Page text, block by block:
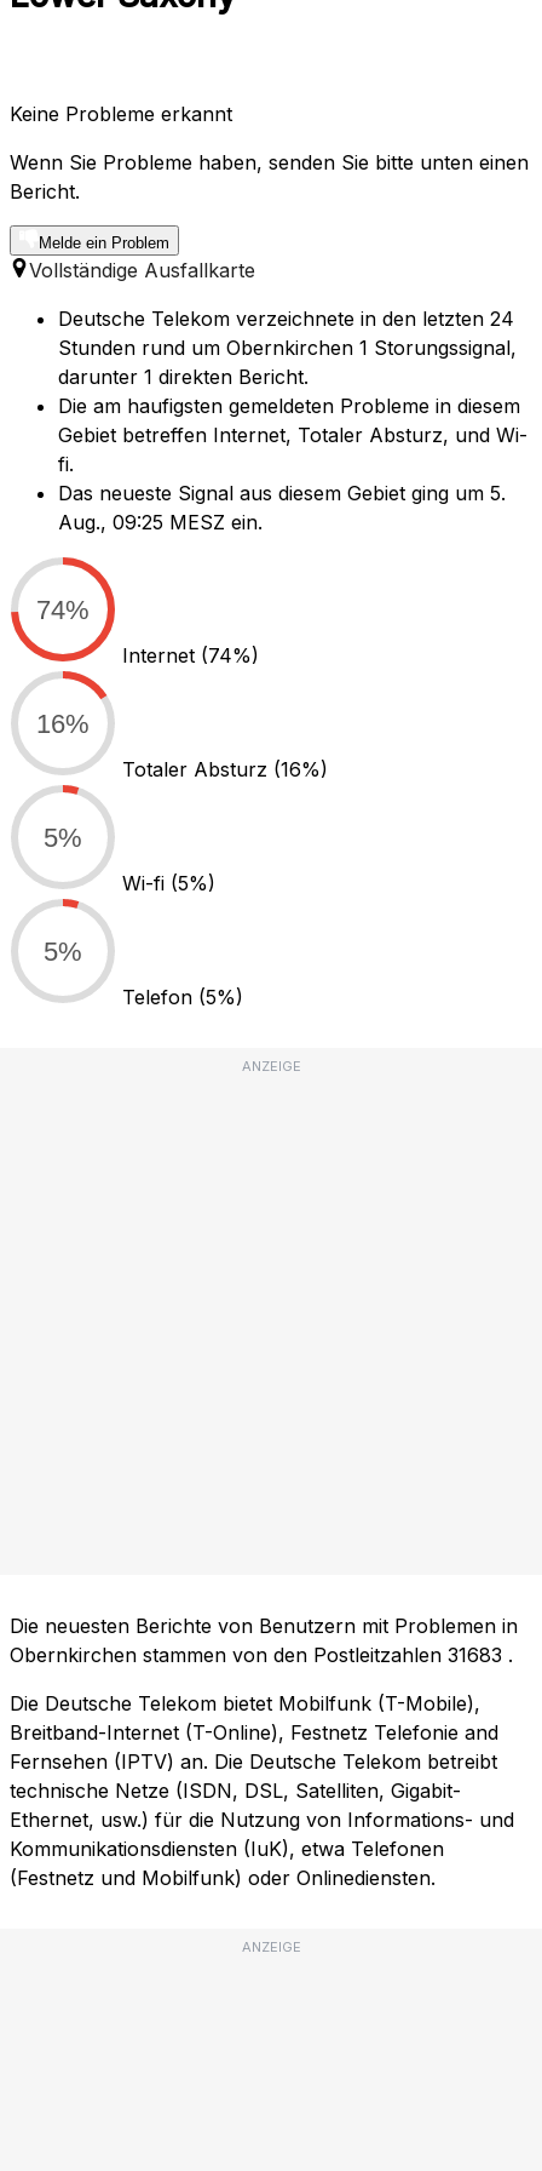
Keine Probleme erkannt
Wenn Sie Probleme haben, senden Sie bitte unten einen
Bericht.
Melde ein Problem
Vollständige Ausfallkarte
Deutsche Telekom verzeichnete in den letzten 24
Stunden rund um Obernkirchen 1 Storungssignal,
darunter 1 direkten Bericht.
Die am haufigsten gemeldeten Probleme in diesem
Gebiet betreffen Internet, Totaler Absturz, und Wi-
fi.
Das neueste Signal aus diesem Gebiet ging um 5.
Aug., 09:25 MESZ ein.
74%
Internet (74%)
16%
Totaler Absturz (16%)
5%
Wi-fi (5%)
5%
Telefon (5%)
ANZEIGE
Die neuesten Berichte von Benutzern mit Problemen in
Obernkirchen stammen von den Postleitzahlen 31683 .
Die Deutsche Telekom bietet Mobilfunk (T-Mobile),
Breitband-Internet (T-Online), Festnetz Telefonie and
Fernsehen (IPTV) an. Die Deutsche Telekom betreibt
technische Netze (ISDN, DSL, Satelliten, Gigabit-
Ethernet, usw.) für die Nutzung von Informations- und
Kommunikationsdiensten (IuK), etwa Telefonen
(Festnetz und Mobilfunk) oder Onlinediensten.
ANZEIGE